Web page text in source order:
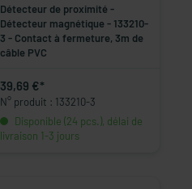
Détecteur de proximité -
Détecteur magnétique - 133210-
3 - Contact à fermeture, 3m de
câble PVC
39,69 €*
N° produit : 133210-3
Disponible (24 pcs.), délai de
livraison 1-3 jours